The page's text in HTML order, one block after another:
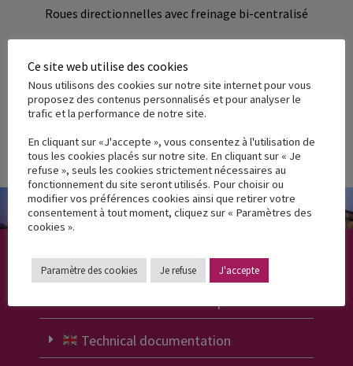
Roues directionnelles avec freinage bi-centralisé
unique
Documentation
Technical documentation
Ce site web utilise des cookies
Nous utilisons des cookies sur notre site internet pour vous
proposez des contenus personnalisés et pour analyser le
trafic et la performance de notre site.
En cliquant sur «J'accepte », vous consentez à l'utilisation de
tous les cookies placés sur notre site. En cliquant sur « Je
refuse », seuls les cookies strictement nécessaires au
fonctionnement du site seront utilisés. Pour choisir ou
modifier vos préférences cookies ainsi que retirer votre
consentement à tout moment, cliquez sur « Paramètres des
cookies ».
Paramètre des cookies Je refuse J'accepte